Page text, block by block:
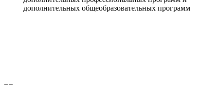
дополнительных общеобразовательных программ